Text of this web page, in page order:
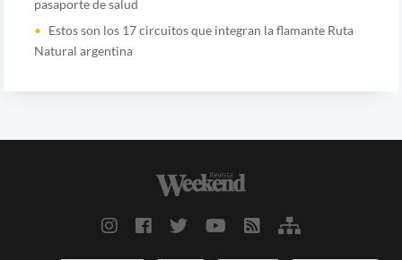
pasaporte de salud
Estos son los 17 circuitos que integran la flamante Ruta
Natural argentina